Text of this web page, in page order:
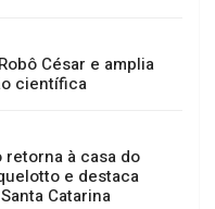
César e amplia
científica
retorna à casa do
e destaca
Catarina